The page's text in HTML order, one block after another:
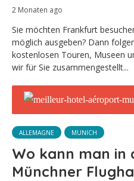
2 Monaten ago
Sie möchten Frankfurt
möglich ausgeben? Dann
kostenlosen Touren, Museen
wir für Sie zusammengestellt...
ALLEMAGNE MUNICH
Wo kann man in
Münchner